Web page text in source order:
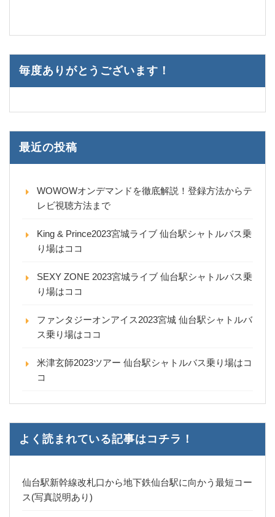
毎度ありがとうございます！
最近の投稿
WOWOWオンデマンドを徹底解説！登録方法からテ
レビ視聴方法まで
King & Prince2023宮城ライブ 仙台駅シャトルバス乗
り場はココ
SEXY ZONE 2023宮城ライブ 仙台駅シャトルバス乗
り場はココ
ファンタジーオンアイス2023宮城 仙台駅シャトルバ
ス乗り場はココ
米津玄師2023ツアー 仙台駅シャトルバス乗り場はコ
コ
よく読まれている記事はコチラ！
仙台駅新幹線改札口から地下鉄仙台駅に向かう最短コー
ス(写真説明あり)